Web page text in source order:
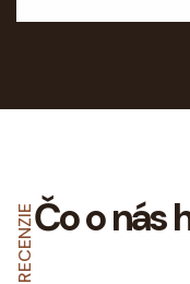
RECENZIEČo o nás